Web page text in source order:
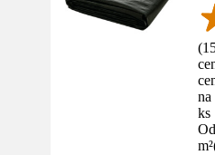
(
na
ks
m²